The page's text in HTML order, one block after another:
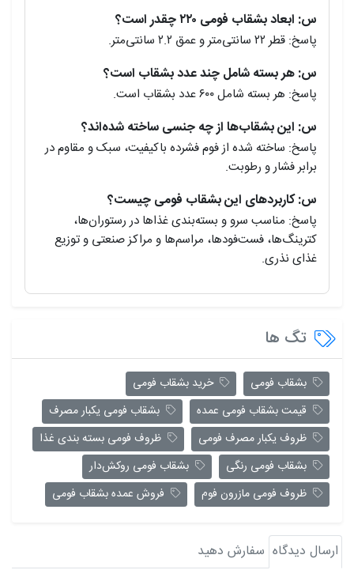
س: ابعاد بشقاب فومی ۲۲۰ چقدر است؟
پاسخ: قطر ۲۲ سانتی‌متر و عمق ۲.۲ سانتی‌متر.
س: هر بسته شامل چند عدد بشقاب است؟
پاسخ: هر بسته شامل ۶۰۰ عدد بشقاب است.
س: این بشقاب‌ها از چه جنسی ساخته شده‌اند؟
پاسخ: ساخته شده از فوم فشرده باکیفیت، سبک و مقاوم در
برابر فشار و رطوبت.
س: کاربردهای این بشقاب فومی چیست؟
پاسخ: مناسب سرو و بسته‌بندی غذاها در رستوران‌ها،
کترینگ‌ها، فست‌فودها، مراسم‌ها و مراکز صنعتی و توزیع
غذای نذری.
تگ ها
بشقاب فومی
خرید بشقاب فومی
قیمت بشقاب فومی عمده
بشقاب فومی یکبار مصرف
ظروف یکبار مصرف فومی
ظروف فومی بسته بندی غذا
بشقاب فومی رنگی
بشقاب فومی روکش‌دار
ظروف فومی مازرون فوم
فروش عمده بشقاب فومی
ارسال دیدگاه سفارش دهید